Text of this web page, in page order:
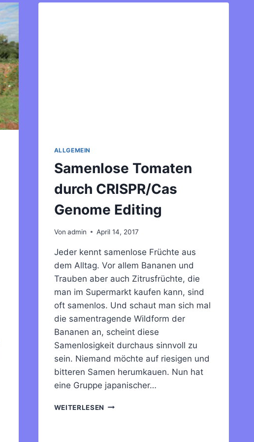
ALLGEMEIN
Samenlose Tomaten
durch CRISPR/Cas
Genome Editing
Von admin April 14, 2017
Jeder kennt samenlose Früchte aus
dem Alltag. Vor allem Bananen und
Trauben aber auch Zitrusfrüchte, die
man im Supermarkt kaufen kann, sind
oft samenlos. Und schaut man sich mal
die samentragende Wildform der
Bananen an, scheint diese
Samenlosigkeit durchaus sinnvoll zu
sein. Niemand möchte auf riesigen und
bitteren Samen herumkauen. Nun hat
eine Gruppe japanischer…
WEITERLESEN SAMENLOSE